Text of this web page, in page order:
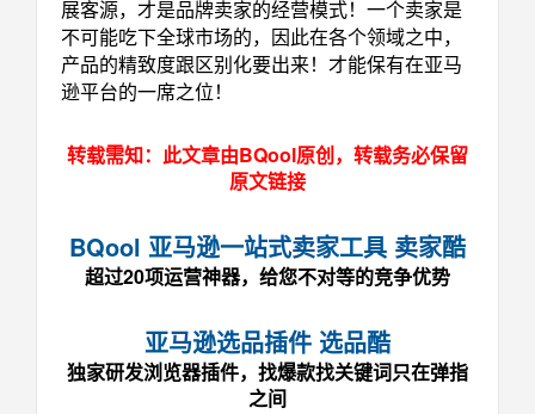
展客源，才是品牌卖家的经营模式！ 一个卖家是
不可能吃下全球市场的，因此在各个领域之中，
产品的精致度跟区别化要出来！才能保有在亚马
逊平台的一席之位！
转载需知：此文章由BQool原创，转载务必保留
原文链接
BQool 亚马逊一站式卖家工具 卖家酷
超过20项运营神器，给您不对等的竞争优势
亚马逊选品插件 选品酷
独家研发浏览器插件，找爆款找关键词只在弹指
之间